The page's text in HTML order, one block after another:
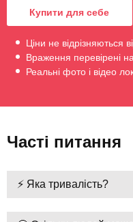
Купити для себе
Ціни не відрізняються
Враження перевірені
Реальні фото і відео
Часті питання
⚡ Яка тривалість?